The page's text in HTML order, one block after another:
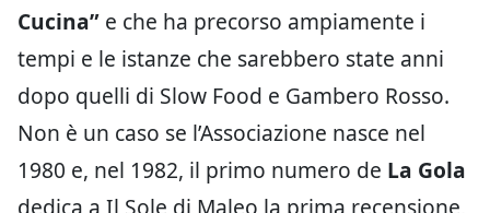
Cucina” e che ha precorso ampiamente i
tempi e le istanze che sarebbero state anni
dopo quelli di Slow Food e Gambero Rosso.
Non è un caso se l’Associazione nasce nel
1980 e, nel 1982, il primo numero de La Gola
dedica a Il Sole di Maleo la prima recensione,